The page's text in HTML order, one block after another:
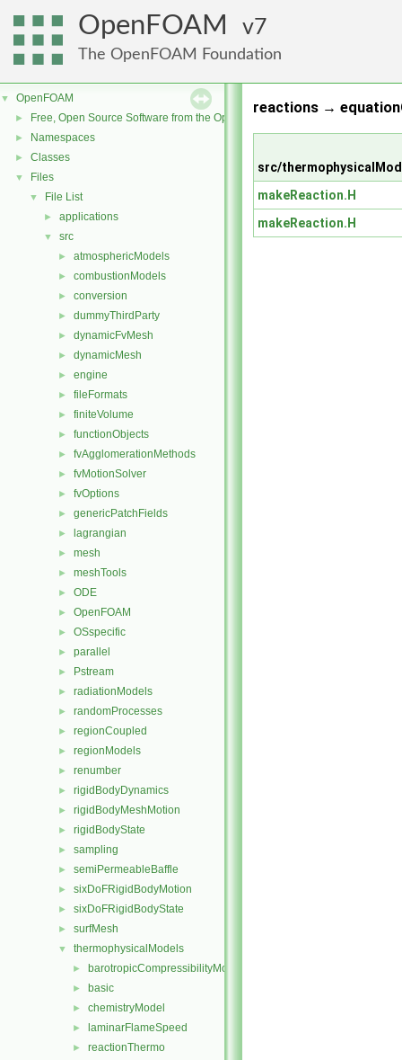
OpenFOAM 7
The OpenFOAM Foundation
▼ OpenFOAM
► Free, Open Source Software from the OpenFOAM Foundation
► Namespaces
► Classes
▼ Files
▼ File List
► applications
▼ src
► atmosphericModels
► combustionModels
► conversion
► dummyThirdParty
► dynamicFvMesh
► dynamicMesh
► engine
► fileFormats
► finiteVolume
► functionObjects
► fvAgglomerationMethods
► fvMotionSolver
► fvOptions
► genericPatchFields
► lagrangian
► mesh
► meshTools
► ODE
► OpenFOAM
► OSspecific
► parallel
► Pstream
► radiationModels
► randomProcesses
► regionCoupled
► regionModels
► renumber
► rigidBodyDynamics
► rigidBodyMeshMotion
► rigidBodyState
► sampling
► semiPermeableBaffle
► sixDoFRigidBodyMotion
► sixDoFRigidBodyState
► surfMesh
▼ thermophysicalModels
► barotropicCompressibilityModel
► basic
► chemistryModel
► laminarFlameSpeed
► reactionThermo
reactions →
src/
makeReaction.H
makeReaction.H